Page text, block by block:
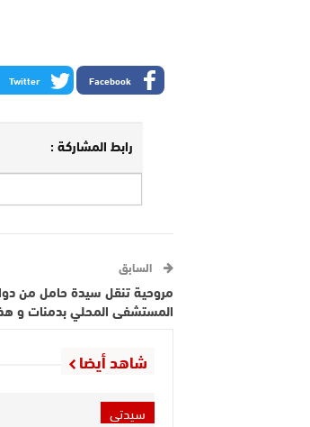
Facebook
Twitter
رابط المشاركة :
السابق
مروحية تنقل سيدة حامل من
المستشفى المحلي بدمنات و
شاهد أيضا
سيدتي